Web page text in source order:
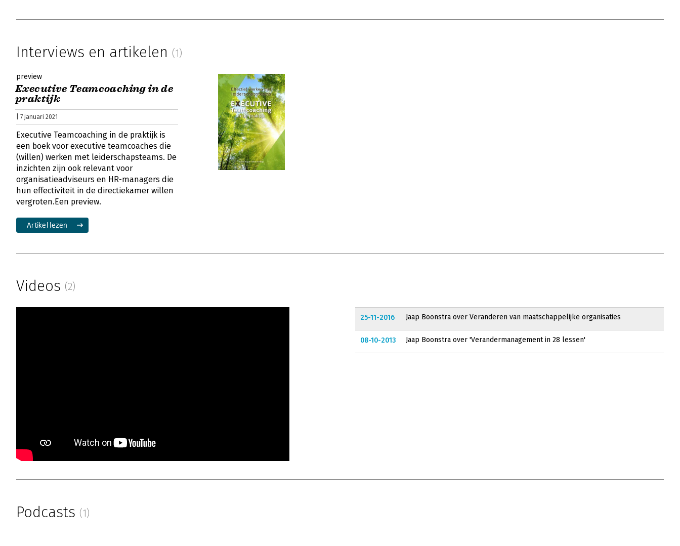
Interviews en artikelen (1)
preview
Executive Teamcoaching in de
praktijk
| 7 januari 2021
Executive Teamcoaching in de praktijk is
een boek voor executive teamcoaches die
(willen) werken met leiderschapsteams. De
inzichten zijn ook relevant voor
organisatieadviseurs en HR-managers die
hun effectiviteit in de directiekamer willen
vergroten.Een preview.
Artikel lezen
Videos (2)
25-11-2016 Jaap Boonstra over Veranderen van maatschappelijke organisaties
08-10-2013 Jaap Boonstra over 'Verandermanagement in 28 lessen'
Podcasts (1)